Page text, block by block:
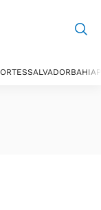
SALVADORBAHIA